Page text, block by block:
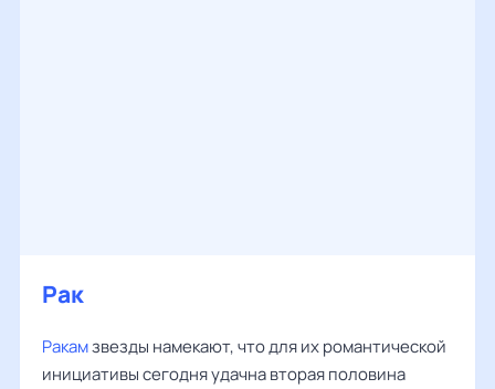
Рак
Ракамзвезды намекают, что для их романтической
инициативы сегодня удачна вторая половина